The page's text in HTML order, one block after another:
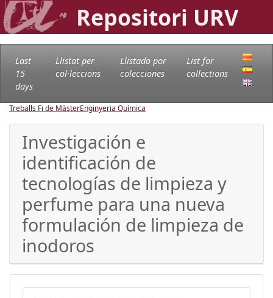
Repositori URV
Last
15
days
Llistat per
col·leccions
Llistado por
colecciones
List for
collections
Treballs Fi de MàsterEnginyeria Química
Investigación e
identificación de
tecnologías de limpieza y
perfume para una nueva
formulación de limpieza de
inodoros